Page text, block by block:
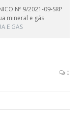
Nº 9/2021-09-SRP
mineral e gás
E GAS
0